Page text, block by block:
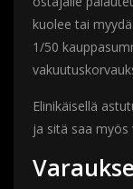
kuolee tai
1/50
Elinikäisellä
ja sitä saa